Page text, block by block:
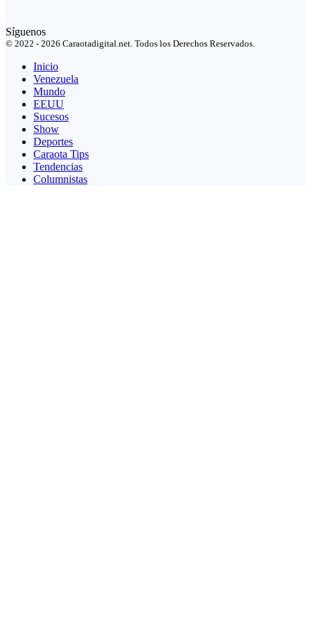
Síguenos
© 2022 - 2026 Caraotadigital.net. Todos los Derechos Reservados.
Inicio
Venezuela
Mundo
EEUU
Sucesos
Show
Deportes
Caraota Tips
Tendencias
Columnistas